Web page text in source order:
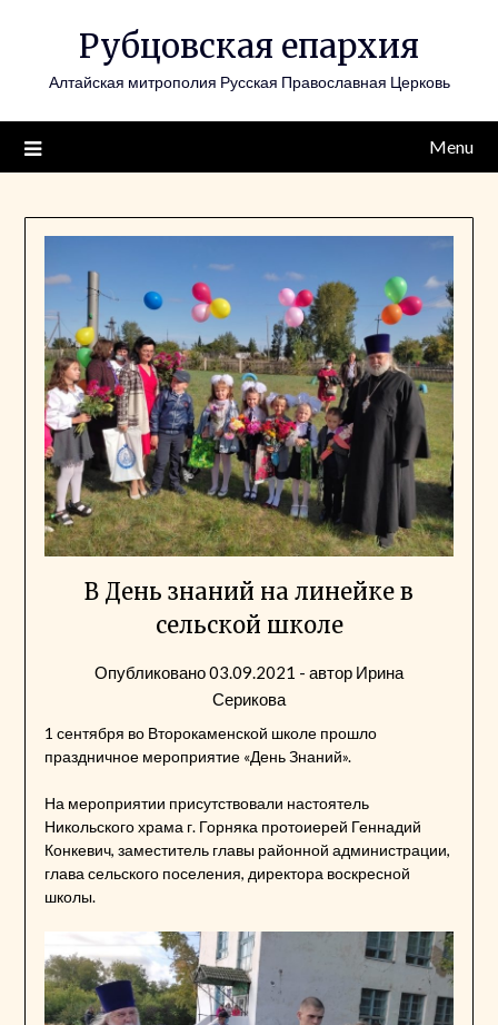
Рубцовская епархия
Алтайская митрополия Русская Православная Церковь
Menu
В День знаний на линейке в
сельской школе
Опубликовано03.09.2021 - автор Ирина
Серикова
1 сентября во Второкаменской школе прошло
праздничное мероприятие «День Знаний».
На мероприятии присутствовали настоятель
Никольского храма г. Горняка протоиерей Геннадий
Конкевич, заместитель главы районной администрации,
глава сельского поселения, директора воскресной
школы.